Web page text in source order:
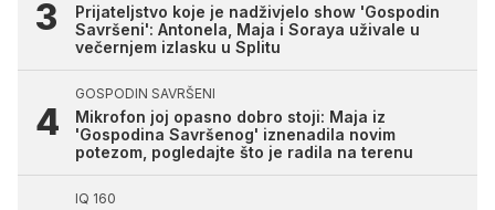
Prijateljstvo koje je nadživjelo show 'Gospodin
Savršeni': Antonela, Maja i Soraya uživale u
večernjem izlasku u Splitu
GOSPODIN SAVRŠENI
Mikrofon joj opasno dobro stoji: Maja iz
'Gospodina Savršenog' iznenadila novim
potezom, pogledajte što je radila na terenu
IQ 160